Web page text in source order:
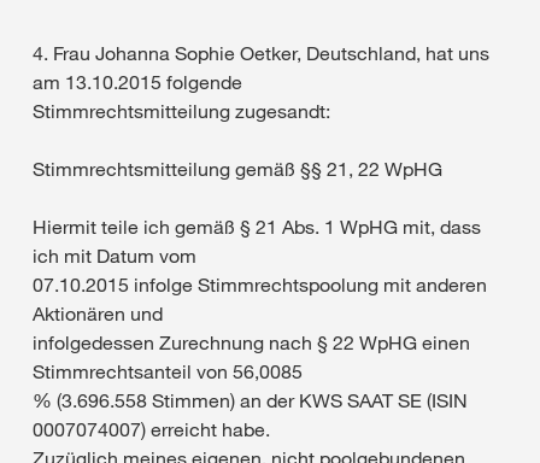
4. Frau Johanna Sophie Oetker, Deutschland, hat uns
am 13.10.2015 folgende
Stimmrechtsmitteilung zugesandt:
Stimmrechtsmitteilung gemäß §§ 21, 22 WpHG
Hiermit teile ich gemäß § 21 Abs. 1 WpHG mit, dass
ich mit Datum vom
07.10.2015 infolge Stimmrechtspoolung mit anderen
Aktionären und
infolgedessen Zurechnung nach § 22 WpHG einen
Stimmrechtsanteil von 56,0085
% (3.696.558 Stimmen) an der KWS SAAT SE (ISIN
0007074007) erreicht habe.
Zuzüglich meines eigenen, nicht poolgebundenen